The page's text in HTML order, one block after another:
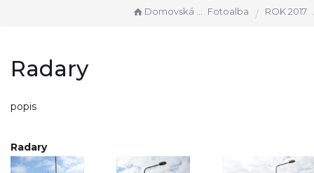
Domovská stránka Fotoalba ROK 2017
Radary
popis
Radary